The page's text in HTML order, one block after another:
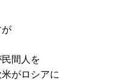
が
間人を
がロシアに